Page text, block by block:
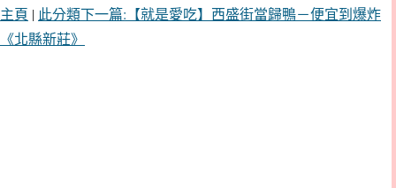
主頁 | 此分類下一篇:【就是愛吃】西盛街當歸鴨－便宜到爆炸
《北縣新莊》